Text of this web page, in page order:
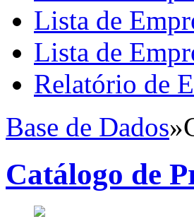
Lista de
Lista de
Relatório de
Base de Dados»
Catálogo de